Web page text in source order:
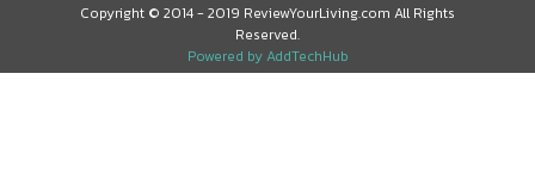
ร.พ.สมิติเวช ศรีนครินทร์ แบบบ้านและขนาดพื้นที่ใช้สอย ทาวน์
โฮม 4 ชั้น พื้นที่ใช้สอย 225 ตร.ม. 4 ห้องนอน 5 ห้องน้ำ 2 ที่จอด
รถ สิ่งอำนวยความสะดวก คลับเฮ้าส์ สระว่ายน้ำ สวนสีเขียวขนาด
Copyright © 2014 - 2019 ReviewYourLiving.com All Rights
Reserved.
Powered by AddTechHub